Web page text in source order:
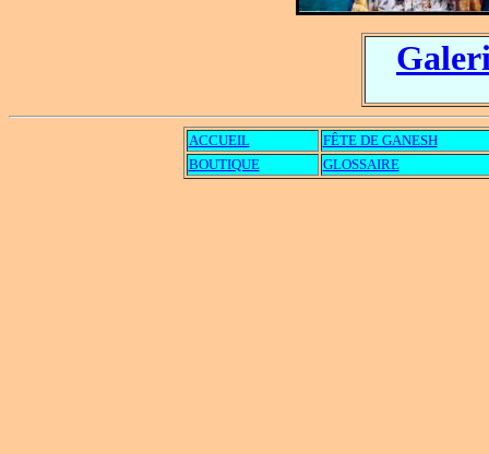
ACCUEIL
FÊTE DE GANESH
BOUTIQUE
GLOSSAIRE